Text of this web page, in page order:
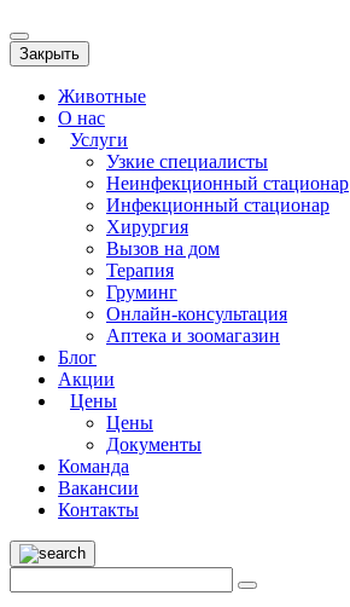
Закрыть
Животные
О нас
Услуги
Узкие специалисты
Неинфекционный стационар
Инфекционный стационар
Хирургия
Вызов на дом
Терапия
Груминг
Онлайн-консультация
Аптека и зоомагазин
Блог
Акции
Цены
Цены
Документы
Команда
Вакансии
Контакты